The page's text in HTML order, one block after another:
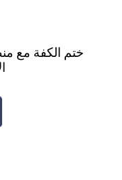
ختم الكفة مع